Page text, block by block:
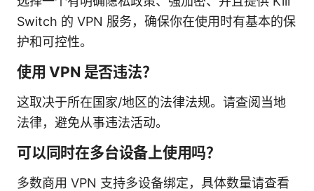
Switch 的 VPN 服务，确保你在使用时有基本的保
护和可控性。
使用 VPN 是否违法？
这取决于所在国家/地区的法律法规。请查阅当地
法律，避免从事违法活动。
可以同时在多台设备上使用吗？
多数商用 VPN 支持多设备绑定，具体数量请查看